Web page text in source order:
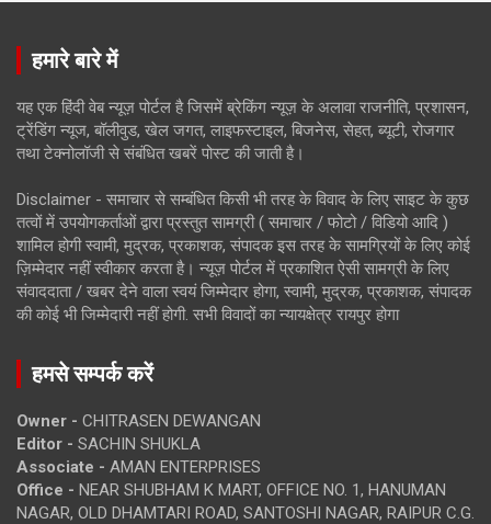
हमारे बारे में
यह एक हिंदी वेब न्यूज़ पोर्टल है जिसमें ब्रेकिंग न्यूज़ के अलावा राजनीति, प्रशासन,
ट्रेंडिंग न्यूज, बॉलीवुड, खेल जगत, लाइफस्टाइल, बिजनेस, सेहत, ब्यूटी, रोजगार
तथा टेक्नोलॉजी से संबंधित खबरें पोस्ट की जाती है।
Disclaimer - समाचार से सम्बंधित किसी भी तरह के विवाद के लिए साइट के कुछ
तत्वों में उपयोगकर्ताओं द्वारा प्रस्तुत सामग्री ( समाचार / फोटो / विडियो आदि )
शामिल होगी स्वामी, मुद्रक, प्रकाशक, संपादक इस तरह के सामग्रियों के लिए कोई
ज़िम्मेदार नहीं स्वीकार करता है। न्यूज़ पोर्टल में प्रकाशित ऐसी सामग्री के लिए
संवाददाता / खबर देने वाला स्वयं जिम्मेदार होगा, स्वामी, मुद्रक, प्रकाशक, संपादक
की कोई भी जिम्मेदारी नहीं होगी. सभी विवादों का न्यायक्षेत्र रायपुर होगा
हमसे सम्पर्क करें
Owner - CHITRASEN DEWANGAN
Editor - SACHIN SHUKLA
Associate - AMAN ENTERPRISES
Office - NEAR SHUBHAM K MART, OFFICE NO. 1, HANUMAN
NAGAR, OLD DHAMTARI ROAD, SANTOSHI NAGAR, RAIPUR C.G.